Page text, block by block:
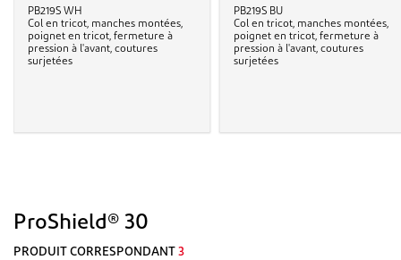
PB219S WH
Col en tricot, manches montées,
poignet en tricot, fermeture à
pression à l'avant, coutures
surjetées
PB219S BU
Col en tricot, manches montées,
poignet en tricot, fermeture à
pression à l'avant, coutures
surjetées
ProShield® 30
PRODUIT CORRESPONDANT 3